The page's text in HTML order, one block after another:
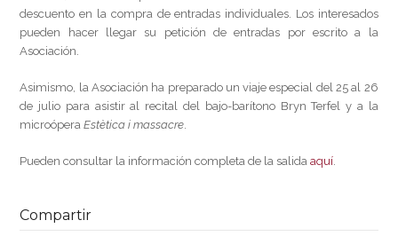
descuento en la compra de entradas individuales. Los interesados
pueden hacer llegar su petición de entradas por escrito a la
Asociación.
Asimismo, la Asociación ha preparado un viaje especial del 25 al 26
de julio para asistir al recital del bajo-barítono Bryn Terfel y a la
microóperaEstètica i massacre.
Pueden consultar la información completa de la salidaaquí.
Compartir